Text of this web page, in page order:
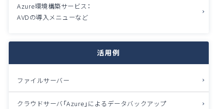
Azure環境構築サービス：
AVDの導入メニューなど
活用例
ファイルサーバー
クラウドサーバ「Azure」によるデータバックアップ